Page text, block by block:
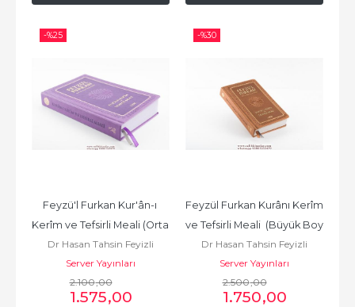
-%25
Feyzü'l Furkan Kur'ân-ı
Kerîm ve Tefsirli Meali (Orta
Boy - Mushaf ve...
Dr Hasan Tahsin Feyizli
Server Yayınları
2.100,00
1.575,00
-%30
Feyzül Furkan Kurânı Kerîm
ve Tefsirli Meali  (Büyük Boy
- Mushaf ve...
Dr Hasan Tahsin Feyizli
Server Yayınları
2.500,00
1.750,00